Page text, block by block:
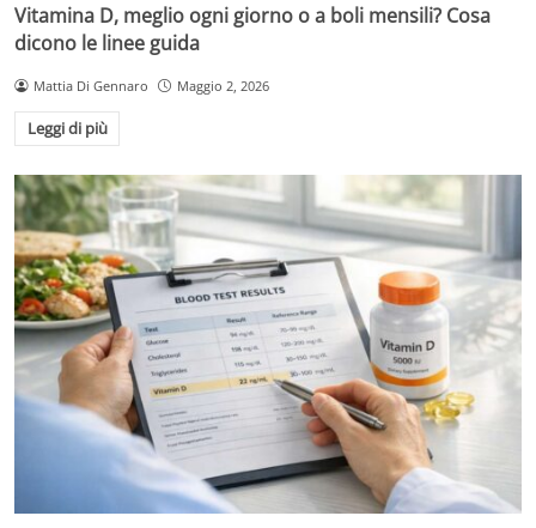
Vitamina D, meglio ogni giorno o a boli mensili? Cosa
dicono le linee guida
Mattia Di Gennaro Maggio 2, 2026
Leggi di più